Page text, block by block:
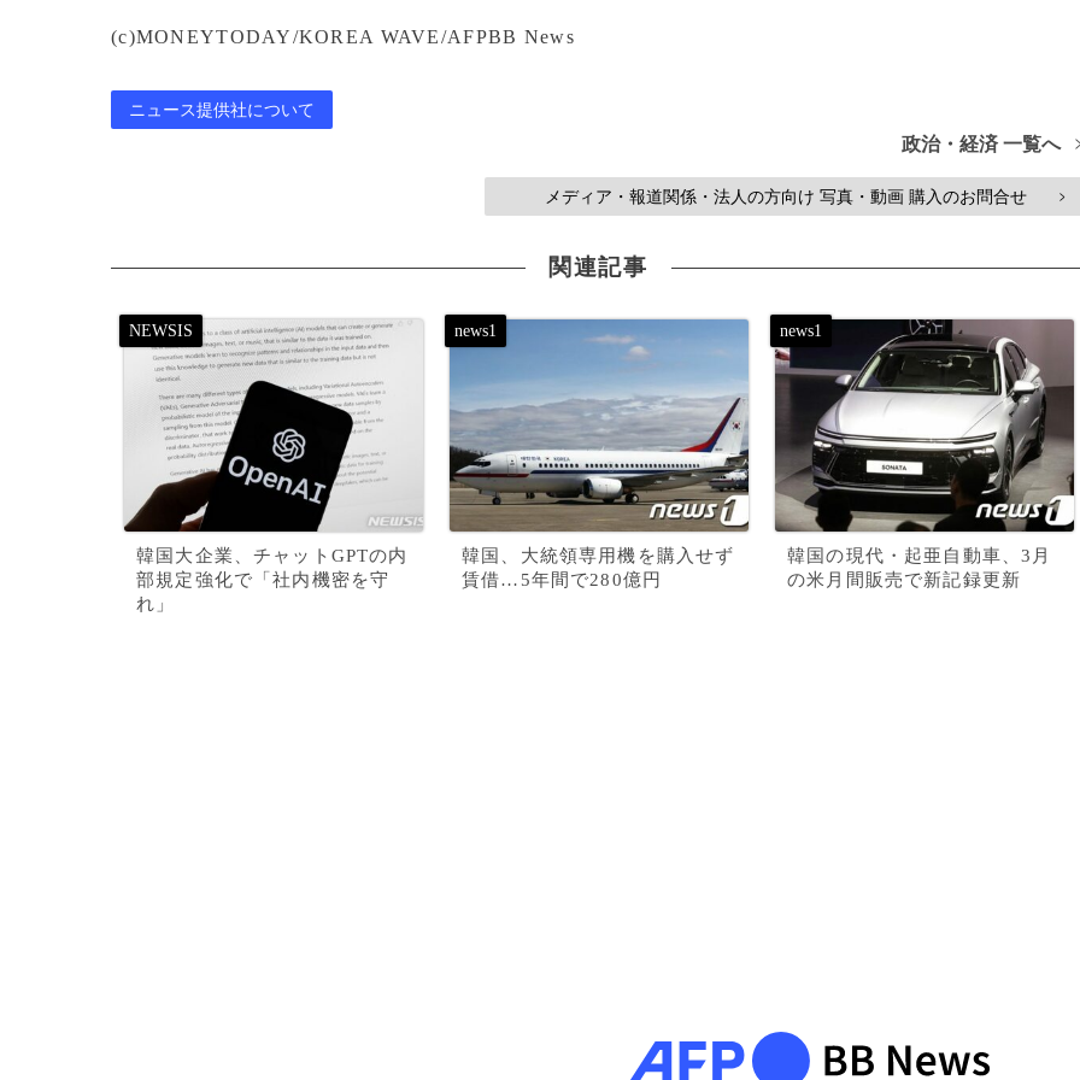
(c)MONEYTODAY/KOREA WAVE/AFPBB News
ニュース提供社について
政治・経済 一覧へ
メディア・報道関係・法人の方向け 写真・動画 購入のお問合せ >
関連記事
韓国大企業、チャットGPTの内
部規定強化で「社内機密を守
れ」
韓国、大統領専用機を購入せず
賃借…5年間で280億円
韓国の現代・起亜自動車、3月
の米月間販売で新記録更新